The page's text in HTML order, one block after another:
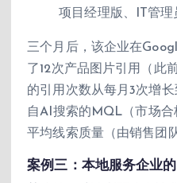
项目经理版、IT管理
三个月后，该企业在
了12次产品图片引用（此
的引用次数从每月3次增
自AI搜索的MQL（市场合
平均线索质量（由销售团
案例三：本地服务企业